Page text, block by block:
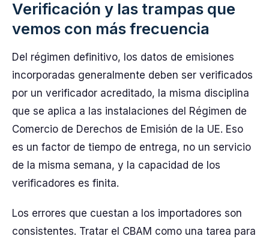
Verificación y las trampas que
vemos con más frecuencia
Del régimen definitivo, los datos de emisiones
incorporadas generalmente deben ser verificados
por un verificador acreditado, la misma disciplina
que se aplica a las instalaciones del Régimen de
Comercio de Derechos de Emisión de la UE. Eso
es un factor de tiempo de entrega, no un servicio
de la misma semana, y la capacidad de los
verificadores es finita.
Los errores que cuestan a los importadores son
consistentes. Tratar el CBAM como una tarea para